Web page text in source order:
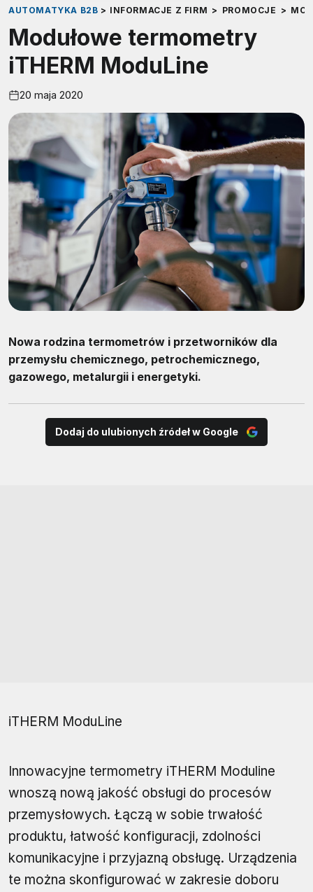
AUTOMATYKA B2B > INFORMACJE Z FIRM > PROMOCJE >
Modułowe termometry
iTHERM ModuLine
20 maja 2020
Nowa rodzina termometrów i przetworników dla
przemysłu chemicznego, petrochemicznego,
gazowego, metalurgii i energetyki.
Dodaj do ulubionych źródeł w Google
iTHERM ModuLine
Innowacyjne termometry iTHERM Moduline
wnoszą nową jakość obsługi do procesów
przemysłowych. Łączą w sobie trwałość
produktu, łatwość konfiguracji, zdolności
komunikacyjne i przyjazną obsługę. Urządzenia
te można skonfigurować w zakresie doboru